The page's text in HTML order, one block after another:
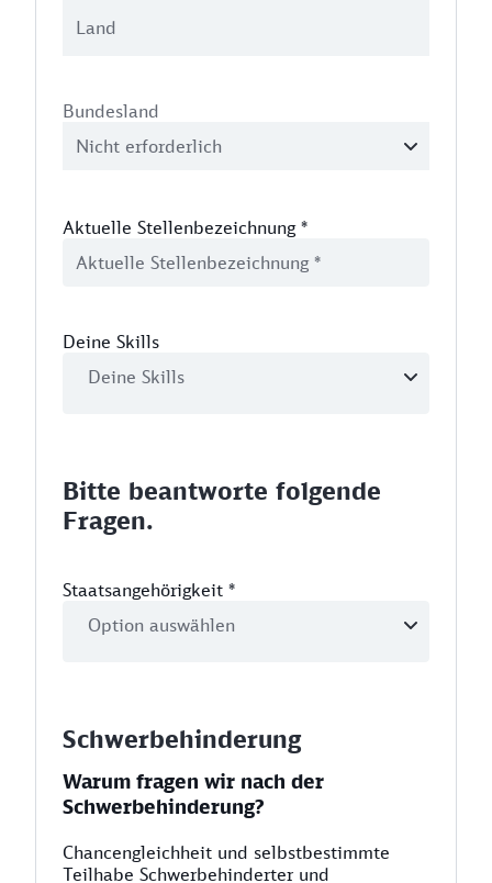
Bundesland
Aktuelle Stellenbezeichnung*
Deine Skills
Bitte beantworte folgende
Fragen.
Staatsangehörigkeit *
Schwerbehinderung
Warum fragen wir nach der
Schwerbehinderung?
Chancengleichheit und selbstbestimmte
Teilhabe Schwerbehinderter und